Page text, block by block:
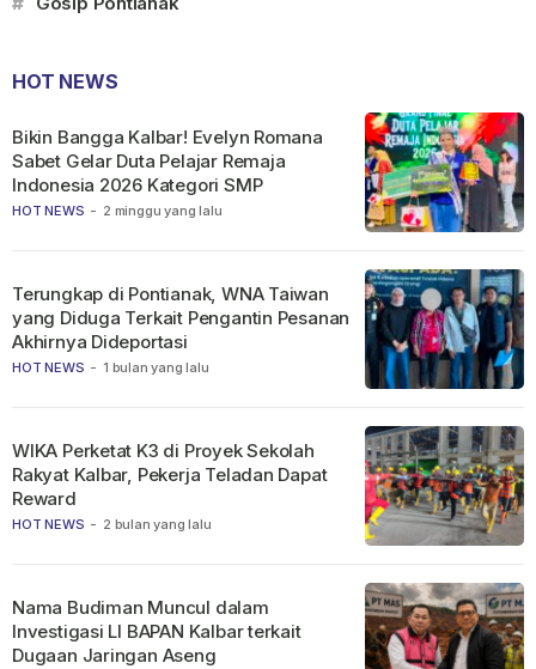
HOT NEWS
HOT NEWS - 2 minggu yang lalu
Bikin Bangga Kalbar! Evelyn Romana
Sabet Gelar Duta Pelajar Remaja
Indonesia 2026 Kategori SMP
HOT NEWS - 1 bulan yang lalu
Terungkap di Pontianak, WNA Taiwan
yang Diduga Terkait Pengantin Pesanan
Akhirnya Dideportasi
HOT NEWS - 2 bulan yang lalu
WIKA Perketat K3 di Proyek Sekolah
Rakyat Kalbar, Pekerja Teladan Dapat
Reward
Nama Budiman Muncul dalam
Investigasi LI BAPAN Kalbar terkait
Dugaan Jaringan Aseng